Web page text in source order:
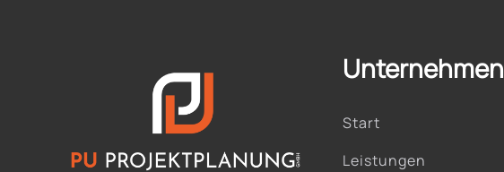
Unternehmen
Start
Leistungen